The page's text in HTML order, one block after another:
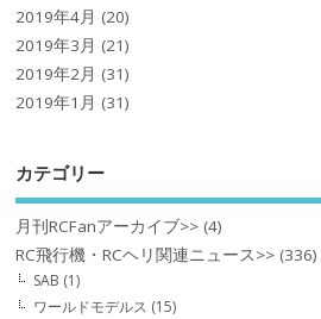
2019年4月 (20)
2019年3月 (21)
2019年2月 (31)
2019年1月 (31)
カテゴリー
月刊RCFanアーカイブ>> (4)
RC飛行機・RCヘリ関連ニュース>> (336)
SAB (1)
ワールドモデルス (15)